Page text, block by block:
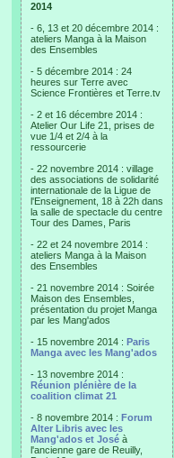
2014
- 6, 13 et 20 décembre 2014 :
ateliers Manga à la Maison
des Ensembles
- 5 décembre 2014 : 24
heures sur Terre avec
Science Frontières et Terre.tv
- 2 et 16 décembre 2014 :
Atelier Our Life 21, prises de
vue 1/4 et 2/4 à la
ressourcerie
- 22 novembre 2014 : village
des associations de solidarité
internationale de la Ligue de
l'Enseignement, 18 à 22h dans
la salle de spectacle du centre
Tour des Dames, Paris
- 22 et 24 novembre 2014 :
ateliers Manga à la Maison
des Ensembles
- 21 novembre 2014 : Soirée
Maison des Ensembles,
présentation du projet Manga
par les Mang'ados
- 15 novembre 2014 : Paris
Manga avec les Mang'ados
- 13 novembre 2014 :
Réunion plénière de la
coalition climat 21
- 8 novembre 2014 : Forum
Alter Libris avec les
Mang'ados et José à
l'ancienne gare de Reuilly,